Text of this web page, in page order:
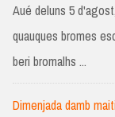
Aué deluns 5
quauques bromes
beri bromalhs ...
Dimenjada damb